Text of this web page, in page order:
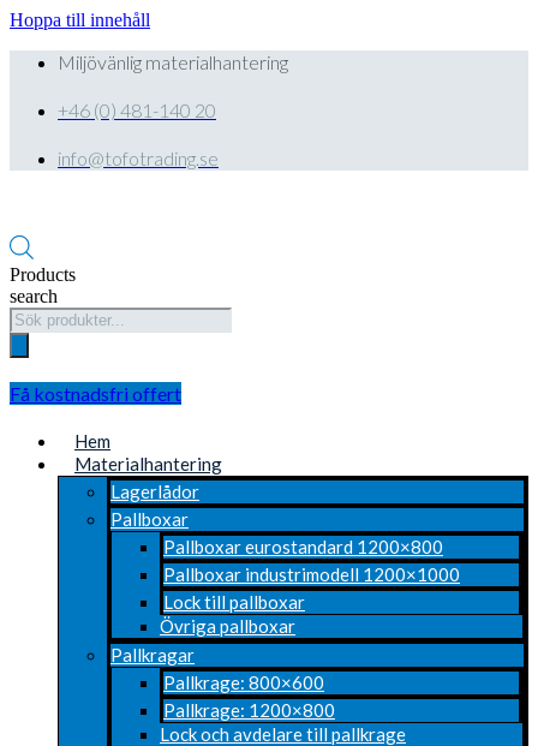
Hoppa till innehåll
Miljövänlig materialhantering
+46 (0) 481-140 20
info@tofotrading.se
Products
search
Få kostnadsfri offert
Hem
Materialhantering
Lagerlådor
Pallboxar
Pallboxar eurostandard 1200×800
Pallboxar industrimodell 1200×1000
Lock till pallboxar
Övriga pallboxar
Pallkragar
Pallkrage: 800×600
Pallkrage: 1200×800
Lock och avdelare till pallkrage